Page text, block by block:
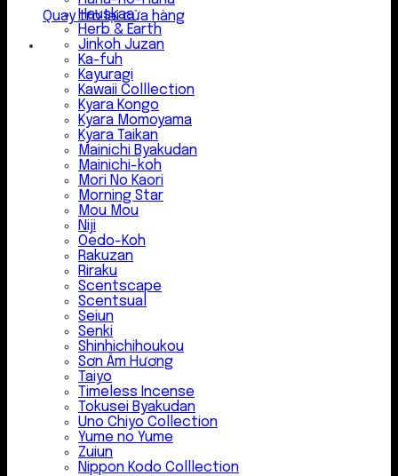
Quay trở lại cửa hàng
Hauskaa
Herb & Earth
Jinkoh Juzan
Ka-fuh
Kayuragi
Kawaii Colllection
Kyara Kongo
Kyara Momoyama
Kyara Taikan
Mainichi Byakudan
Mainichi-koh
Mori No Kaori
Morning Star
Mou Mou
Niji
Oedo-Koh
Rakuzan
Riraku
Scentscape
Scentsual
Seiun
Senki
Shinhichihoukou
Sơn Âm Hương
Taiyo
Timeless Incense
Tokusei Byakudan
Uno Chiyo Collection
Yume no Yume
Zuiun
Nippon Kodo Colllection